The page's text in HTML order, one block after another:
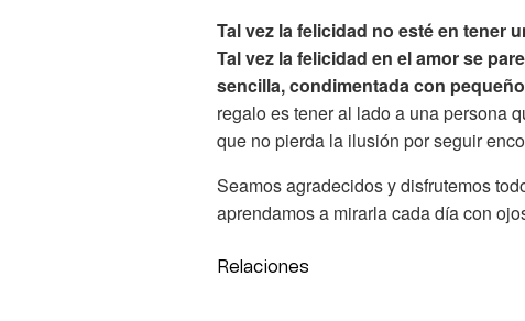
Tal vez la felicidad no esté en tener
Tal vez la felicidad en el amor se
sencilla, condimentada con
regalo es tener al lado a una persona
que no pierda la ilusión por seguir
Seamos agradecidos y disfrutemos
aprendamos a mirarla cada día con
Relaciones